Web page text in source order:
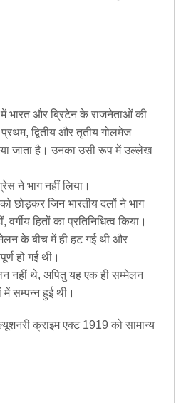
भारत और ब्रिटेन के राजनेताओं की
द्वितीय और तृतीय गोलमेज
जाता है। उनका उसी रूप में उल्लेख
ने भाग नहीं लिया।
छोड़कर जिन भारतीय दलों ने भाग
हितों का प्रतिनिधित्व किया।
के बीच में ही हट गई थी और
हो गई थी।
नहीं थे, अपितु यह एक ही सम्मेलन
सम्पन्न हुई थी।
क्राइम एक्ट 1919 को सामान्य